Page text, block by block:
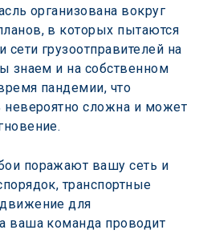
организована вокруг
в которых пытаются
сети грузоотправителей на
знаем и на собственном
пандемии, что
невероятно сложна и может
поражают вашу сеть и
транспортные
для
ваша команда проводит